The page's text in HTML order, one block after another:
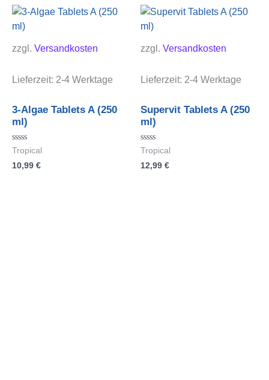
zzgl. Versandkosten
Lieferzeit: 2-4 Werktage
3-Algae Tablets A (250
ml)
Bewertet
0
Tropical
10,99 €
zzgl. Versandkosten
Lieferzeit: 2-4 Werktage
Supervit Tablets A (250
ml)
Bewertet
0
Tropical
12,99 €